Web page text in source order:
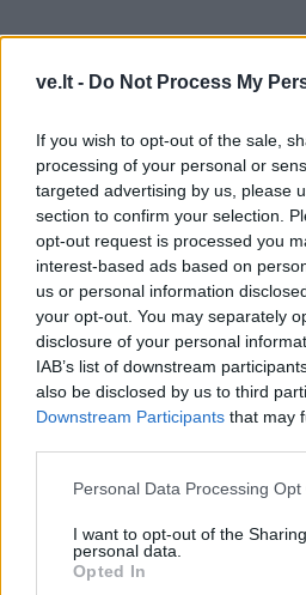
ve.lt - Do Not Process My
If you wish to opt-out of the sale,
processing of your personal or
targeted advertising by us, please
section to confirm your selection.
opt-out request is processed you
interest-based ads based on
us or personal information
your opt-out. You may separately
disclosure of your personal
IAB’s list of downstream
also be disclosed by us to third
Downstream Participants that may
Personal Data Processing Opt
I want to opt-out of the
personal data.
Opted In
TAIP PAT
Pasaulis